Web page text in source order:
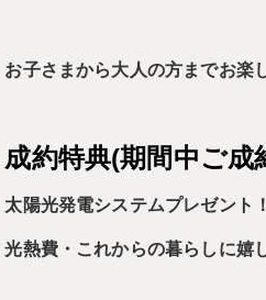
お子さまから大人の方までお楽
成約特典(期間中ご成
太陽光発電システムプレゼント！
光熱費・これからの暮らしに嬉